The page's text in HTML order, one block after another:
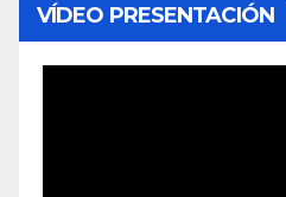
VÍDEO PRESENTACIÓN